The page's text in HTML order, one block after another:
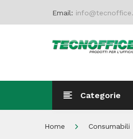
Email:
Categorie
Home Consumabili